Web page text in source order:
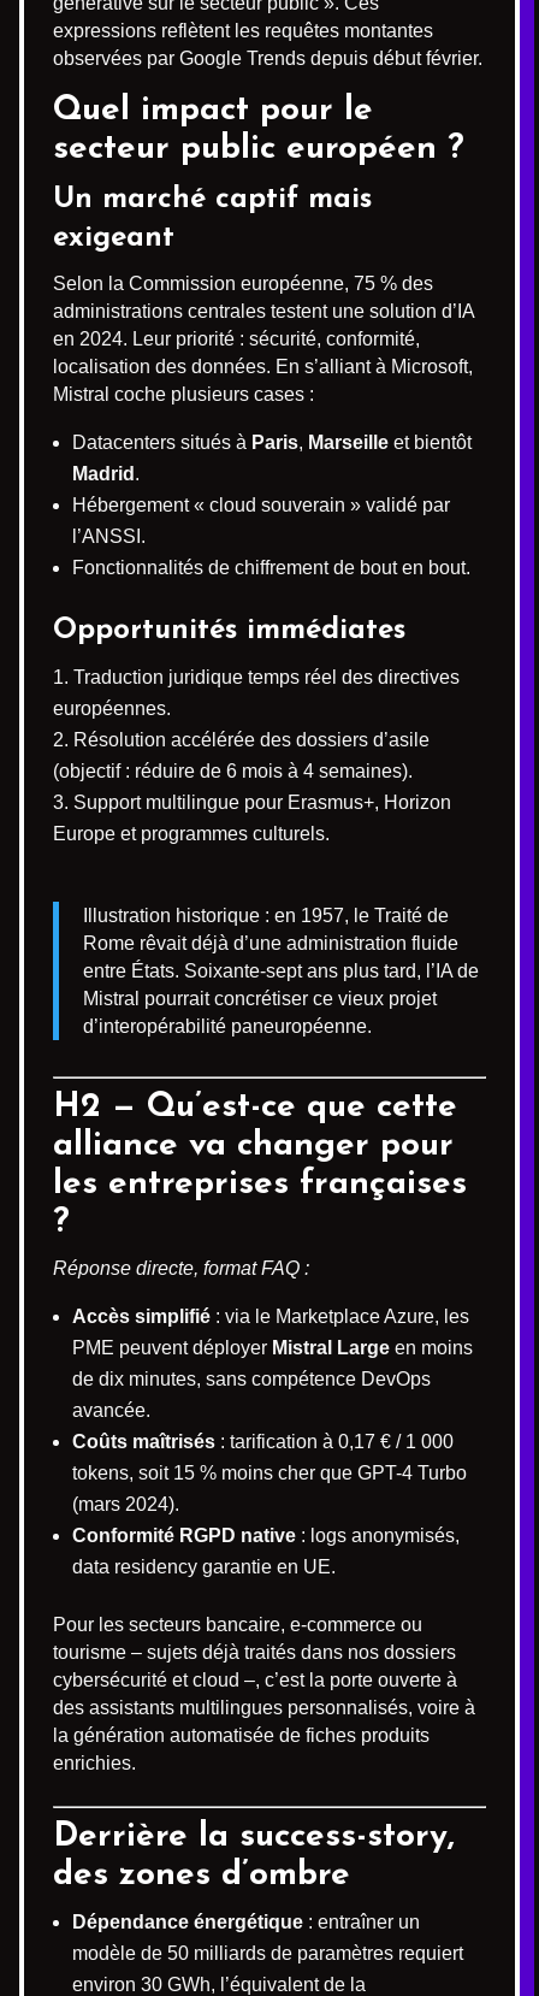
expressions reflètent les requêtes montantes
observées par Google Trends depuis début février.
Quel impact pour le
secteur public européen ?
Un marché captif mais
exigeant
Selon la Commission européenne, 75 % des
administrations centrales testent une solution d’IA
en 2024. Leur priorité : sécurité, conformité,
localisation des données. En s’alliant à Microsoft,
Mistral coche plusieurs cases :
Datacenters situés à Paris, Marseille et bientôt
Madrid .
Hébergement « cloud souverain » validé par
l’ANSSI.
Fonctionnalités de chiffrement de bout en bout.
Opportunités immédiates
Traduction juridique temps réel des directives
européennes.
Résolution accélérée des dossiers d’asile
(objectif : réduire de 6 mois à 4 semaines).
Support multilingue pour Erasmus+, Horizon
Europe et programmes culturels.
Illustration historique : en 1957, le Traité de
Rome rêvait déjà d’une administration fluide
entre États. Soixante-sept ans plus tard, l’IA de
Mistral pourrait concrétiser ce vieux projet
d’interopérabilité paneuropéenne.
H2 — Qu’est-ce que cette
alliance va changer pour
les entreprises françaises
?
Réponse directe, format FAQ :
Accès simplifié : via le Marketplace Azure, les
PME peuvent déployer Mistral Large en moins
de dix minutes, sans compétence DevOps
avancée.
Coûts maîtrisés : tarification à 0,17 € / 1 000
tokens, soit 15 % moins cher que GPT-4 Turbo
(mars 2024).
Conformité RGPD native : logs anonymisés,
data residency garantie en UE.
Pour les secteurs bancaire, e-commerce ou
tourisme – sujets déjà traités dans nos dossiers
cybersécurité et cloud –, c’est la porte ouverte à
des assistants multilingues personnalisés, voire à
la génération automatisée de fiches produits
enrichies.
Derrière la success-story,
des zones d’ombre
Dépendance énergétique : entraîner un
modèle de 50 milliards de paramètres requiert
environ 30 GWh, l’équivalent de la